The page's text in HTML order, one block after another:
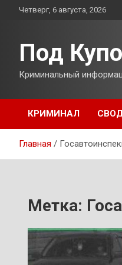
ПерейтиЧетверг, 6 августа, 2026
Под
Криминальный
КРИМИНАЛ
Главная
Метка: